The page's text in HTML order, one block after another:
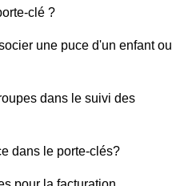
clé ?
une puce d'un enfant ou
dans le suivi des
dans le porte-clés?